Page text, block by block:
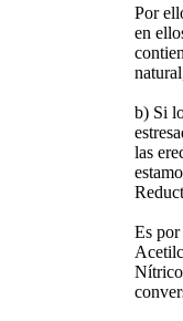
Por
en
b) Si
las
Es por
Nítrico